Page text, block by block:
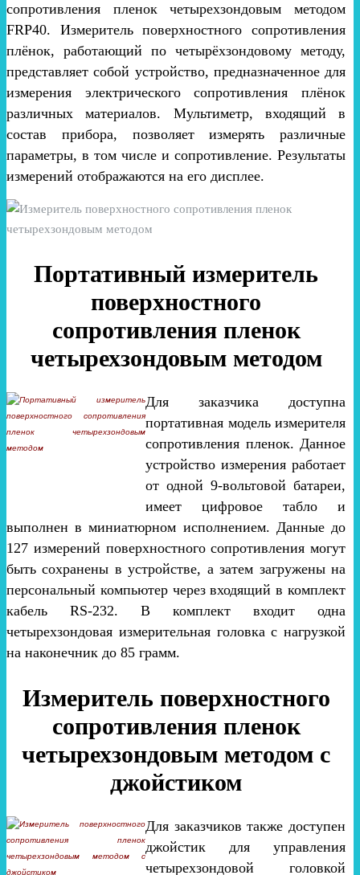
сопротивления пленок четырехзондовым методом
FRP40. Измеритель поверхностного сопротивления
плёнок, работающий по четырёхзондовому методу,
представляет собой устройство, предназначенное для
измерения электрического сопротивления плёнок
различных материалов. Мультиметр, входящий в
состав прибора, позволяет измерять различные
параметры, в том числе и сопротивление. Результаты
измерений отображаются на его дисплее.
Портативный измеритель
поверхностного
сопротивления пленок
четырехзондовым методом
Для заказчика доступна
портативная модель измерителя
сопротивления пленок. Данное
устройство измерения работает
от одной 9-вольтовой батареи,
имеет цифровое табло и
выполнен в миниатюрном исполнением. Данные до
127 измерений поверхностного сопротивления могут
быть сохранены в устройстве, а затем загружены на
персональный компьютер через входящий в комплект
кабель RS-232. В комплект входит одна
четырехзондовая измерительная головка с нагрузкой
на наконечник до 85 грамм.
Измеритель поверхностного
сопротивления пленок
четырехзондовым методом с
джойстиком
Для заказчиков также доступен
джойстик для управления
четырехзондовой головкой